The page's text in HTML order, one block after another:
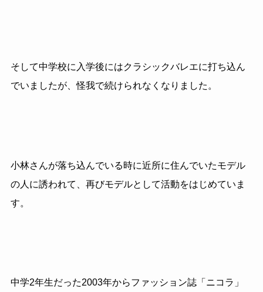
そして中学校に入学後にはクラシックバレエに打ち込ん
でいましたが、怪我で続けられなくなりました。
小林さんが落ち込んでいる時に近所に住んでいたモデル
の人に誘われて、再びモデルとして活動をはじめていま
す。
中学2年生だった2003年からファッション誌「ニコラ」